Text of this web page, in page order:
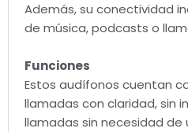
Además, su conectividad
de música, podcasts o
Funciones
Estos audífonos cuentan
llamadas con claridad, sin
llamadas sin necesidad